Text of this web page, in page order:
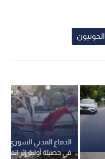
الحوثيون
الدفاع المدني
في حصيلة أولية إثر